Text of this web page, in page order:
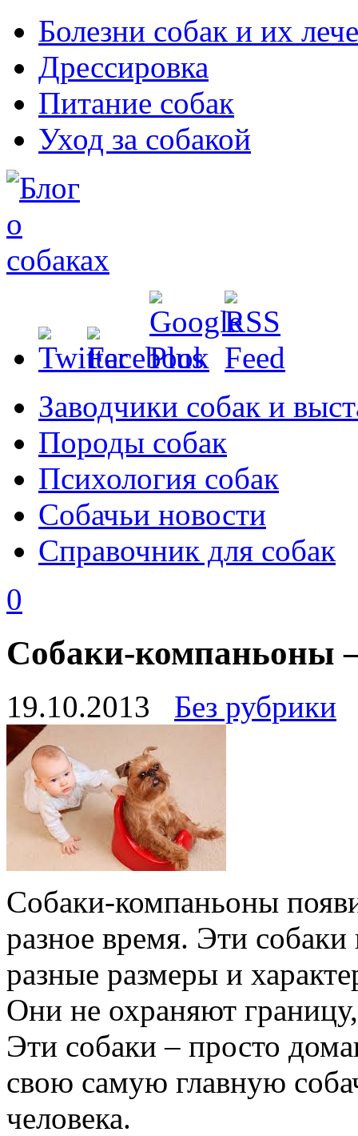
Болезни собак и их
Дрессировка
Питание собак
Уход за собакой
Заводчики собак и
Породы собак
Психология собак
Собачьи новости
Справочник для собак
0
Собаки-компаньоны
19.10.2013 Без рубрики
Собаки-компаньоны
разное время. Эти
разные размеры и
Они не охраняют
Эти собаки – просто
свою самую главную
человека.